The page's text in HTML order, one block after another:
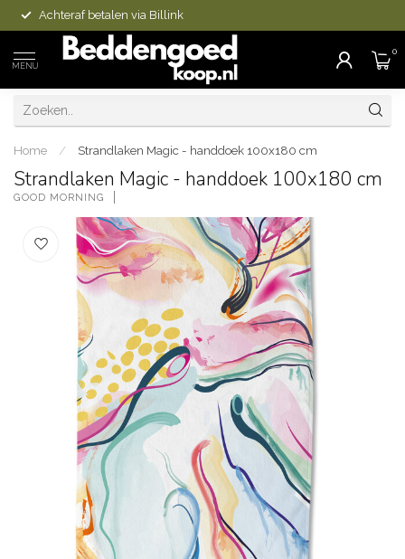
Achteraf betalen via Billink
MENU
0
Home / Strandlaken Magic - handdoek 100x180 cm
Strandlaken Magic - handdoek 100x180 cm
GOOD MORNING